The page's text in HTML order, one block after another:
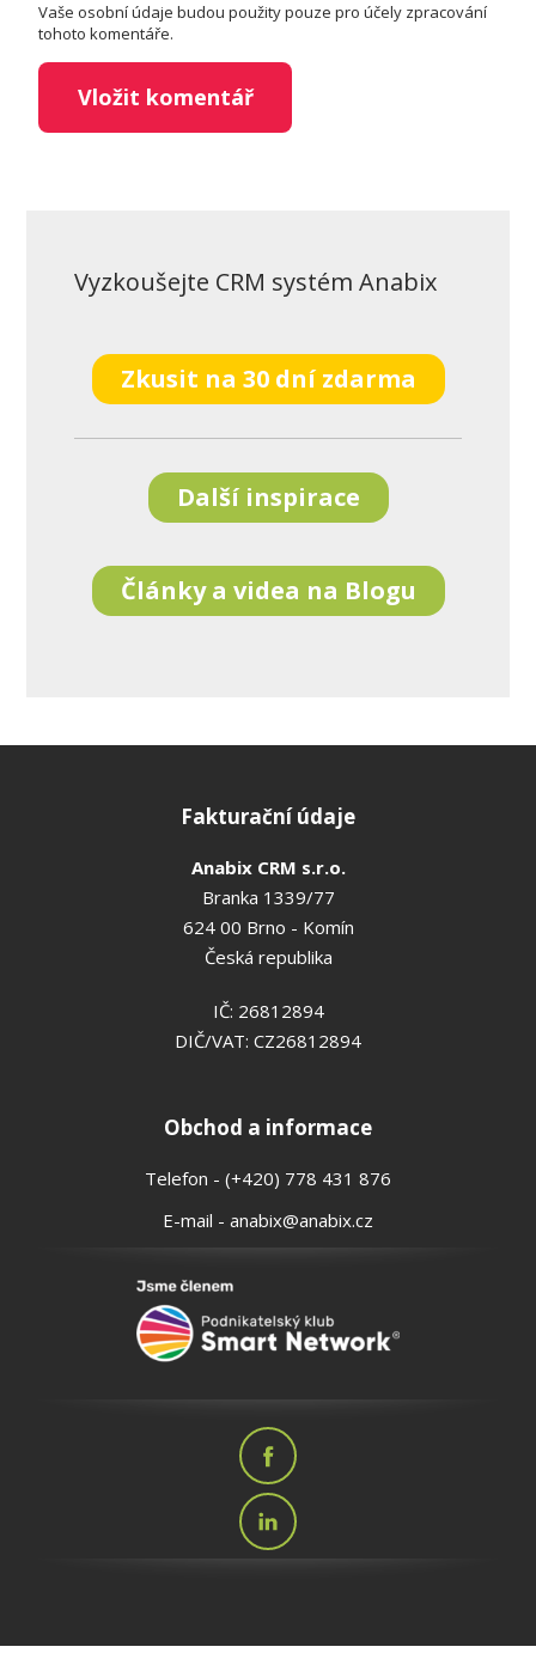
Vaše osobní údaje budou použity pouze pro účely zpracování
tohoto komentáře.
Vyzkoušejte CRM systém Anabix
Zkusit na 30 dní zdarma
Další inspirace
Články a videa na Blogu
Fakturační údaje
Anabix CRM s.r.o.
Branka 1339/77
624 00 Brno - Komín
Česká republika
IČ: 26812894
DIČ/VAT: CZ26812894
Obchod a informace
Telefon - (+420) 778 431 876
E-mail - anabix@anabix.cz